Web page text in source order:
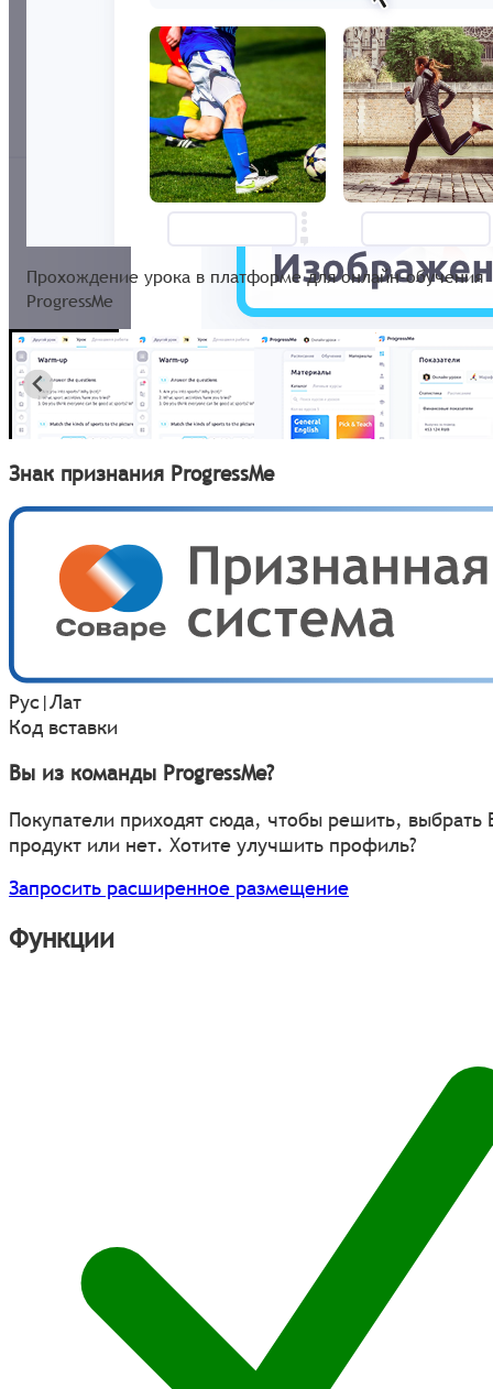
Прохождение урока в платформе для онлайн-обучения
ProgressMe
Знак признания ProgressMe
Рус|Лат
Код вставки
Вы из команды ProgressMe?
Покупатели приходят сюда, чтобы решить, выбрать
продукт или нет. Хотите улучшить профиль?
Запросить расширенное размещение
Функции